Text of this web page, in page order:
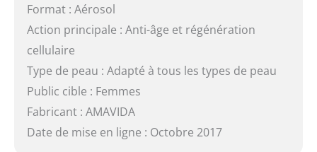
Format : Aérosol
Action principale : Anti-âge et régénération
cellulaire
Type de peau : Adapté à tous les types de peau
Public cible : Femmes
Fabricant : AMAVIDA
Date de mise en ligne : Octobre 2017